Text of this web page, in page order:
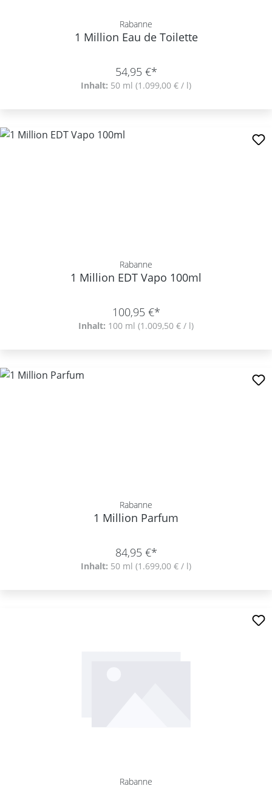
Rabanne
1 Million Eau de Toilette
54,95 €*
Inhalt: 50 ml (1.099,00 € / l)
Rabanne
1 Million EDT Vapo 100ml
100,95 €*
Inhalt: 100 ml (1.009,50 € / l)
Rabanne
1 Million Parfum
84,95 €*
Inhalt: 50 ml (1.699,00 € / l)
Rabanne